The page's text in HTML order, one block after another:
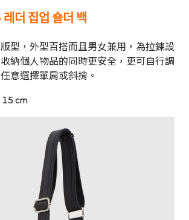
레더 집업 숄더 백
型，外型百搭而且男女兼用，為拉鍊設
納個人物品的同時更安全，更可自行調
意選擇單肩或斜揹。
cm